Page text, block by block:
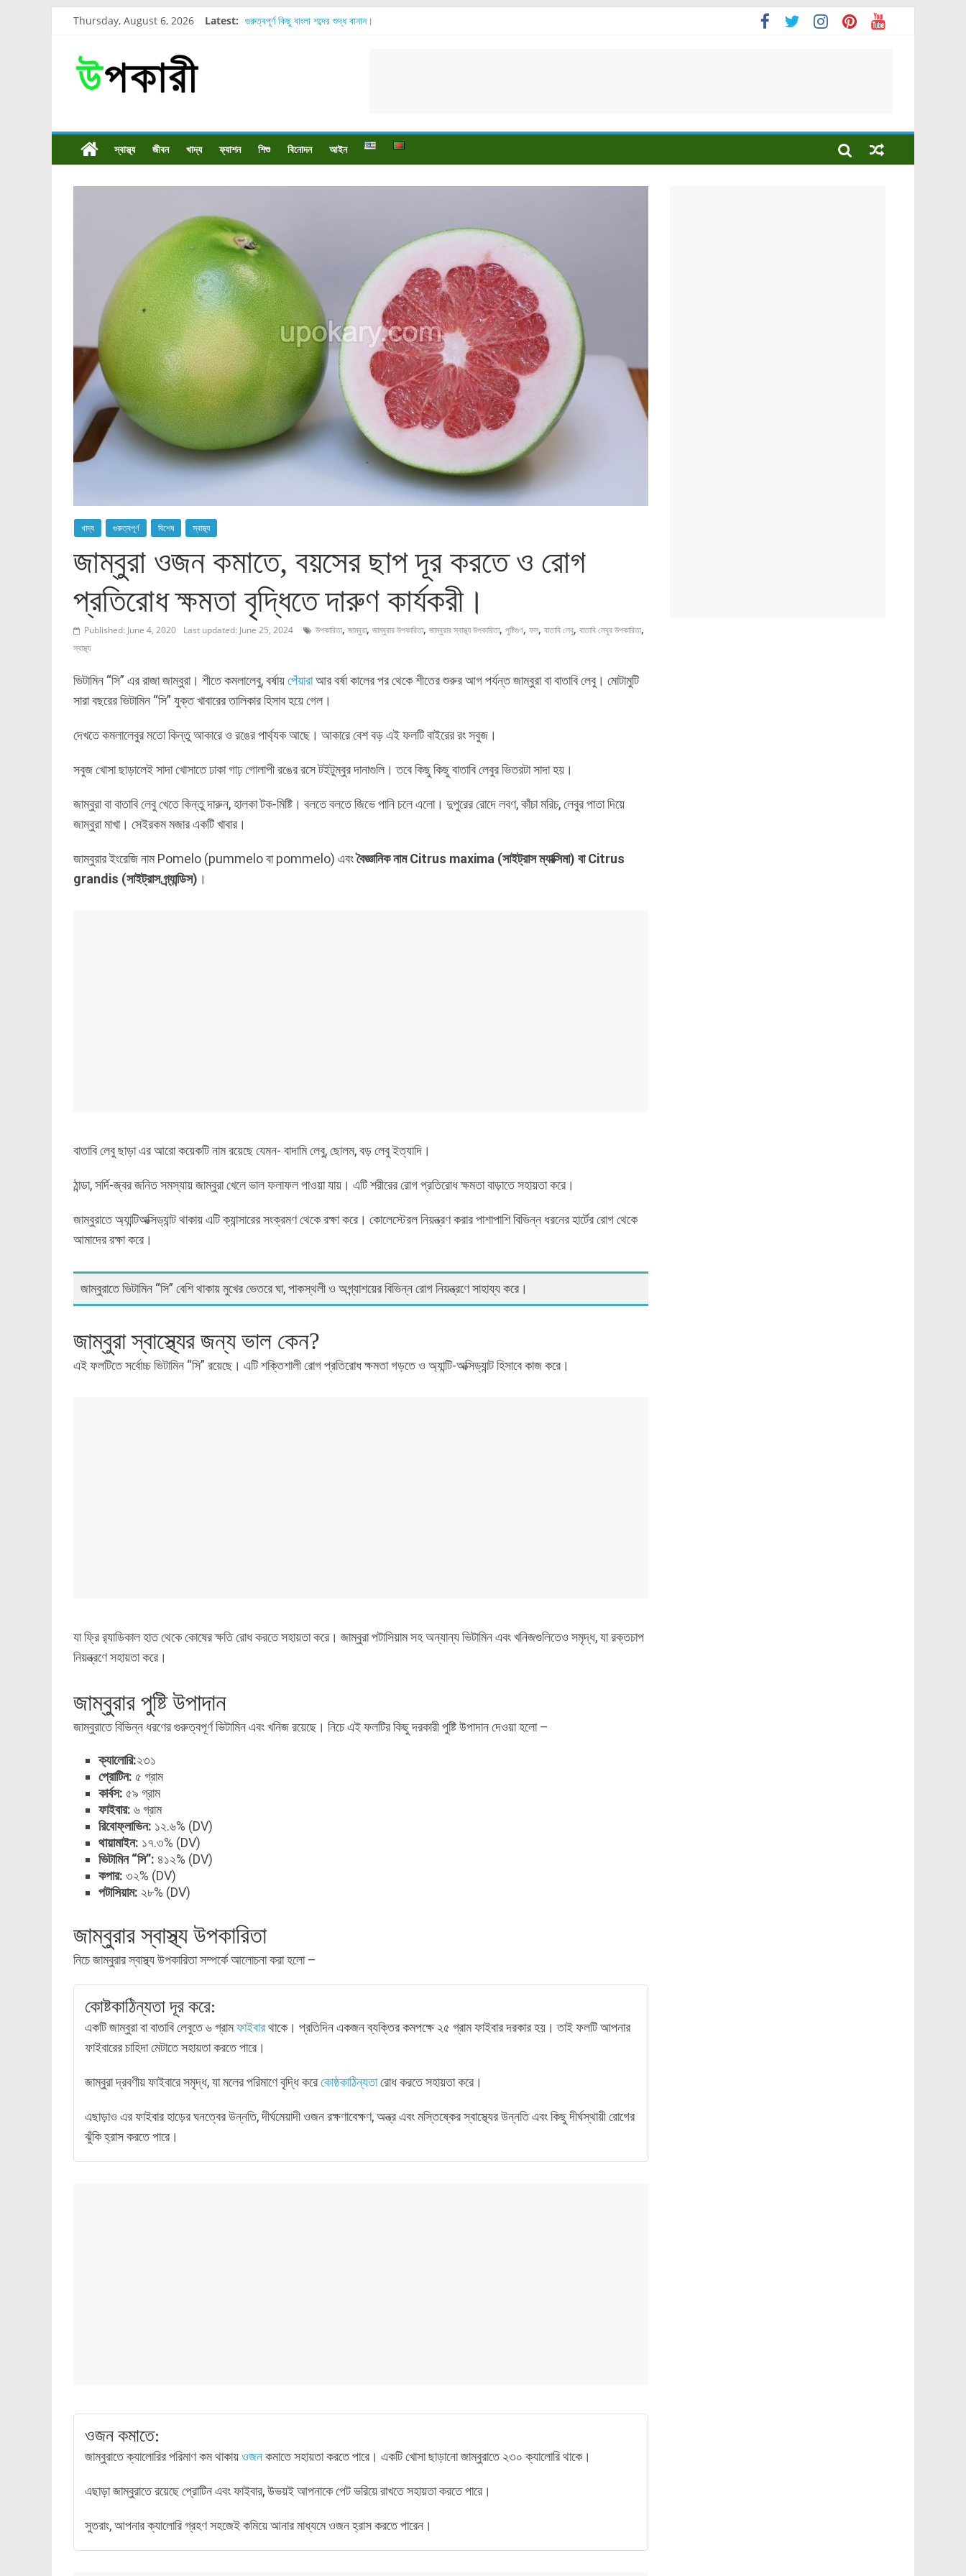
Thursday, August 6, 2026 Latest: গুরুত্বপূর্ণ কিছু বাংলা শব্দের শুদ্ধ বানান।
স্বাস্থ্য জীবন খাদ্য ফ্যাশন শিশু বিনোদন আইন
খাদ্য গুরুত্বপূর্ণ বিশেষ স্বাস্থ্য
জাম্বুরা ওজন কমাতে, বয়সের ছাপ দূর করতে ও রোগ
প্রতিরোধ ক্ষমতা বৃদ্ধিতে দারুণ কার্যকরী।
Published: June 4, 2020 Last updated: June 25, 2024 উপকারিতা, জাম্বুরা, জাম্বুরার উপকারিতা, জাম্বুরার স্বাস্থ্য উপকারিতা, পুষ্টিগুণ, ফল, বাতাবি লেবু, বাতাবি লেবুর উপকারিতা,
স্বাস্থ্য
ভিটামিন “সি” এর রাজা জাম্বুরা। শীতে কমলালেবু, বর্ষায়পেঁয়ারাআর বর্ষা কালের পর থেকে শীতের শুরুর আগ পর্যন্ত জাম্বুরা বা বাতাবি লেবু। মোটামুটি
সারা বছরের ভিটামিন “সি” যুক্ত খাবারের তালিকার হিসাব হয়ে গেল।
দেখতে কমলালেবুর মতো কিন্তু আকারে ও রঙের পার্থ্যক আছে। আকারে বেশ বড় এই ফলটি বাইরের রং সবুজ।
সবুজ খোসা ছাড়ালেই সাদা খোসাতে ঢাকা গাঢ় গোলাপী রঙের রসে টইটুম্বুর দানাগুলি। তবে কিছু কিছু বাতাবি লেবুর ভিতরটা সাদা হয়।
জাম্বুরা বা বাতাবি লেবু খেতে কিন্তু দারুন, হালকা টক-মিষ্টি। বলতে বলতে জিভে পানি চলে এলো। দুপুরের রোদে লবণ, কাঁচা মরিচ, লেবুর পাতা দিয়ে
জাম্বুরা মাখা। সেইরকম মজার একটি খাবার।
জাম্বুরার ইংরেজি নাম Pomelo (pummelo বা pommelo) এবংবৈজ্ঞানিক নাম Citrus maxima (সাইট্রাস ম্যাক্সিমা) বা Citrus
grandis (সাইট্রাস গ্র্যান্ডিস) ।
বাতাবি লেবু ছাড়া এর আরো কয়েকটি নাম রয়েছে যেমন- বাদামি লেবু, ছোলম, বড় লেবু ইত্যাদি।
ঠান্ডা, সর্দি-জ্বর জনিত সমস্যায় জাম্বুরা খেলে ভাল ফলাফল পাওয়া যায়। এটি শরীরের রোগ প্রতিরোধ ক্ষমতা বাড়াতে সহায়তা করে।
জাম্বুরাতে অ্যান্টিঅক্সিড্যান্ট থাকায় এটি ক্যান্সারের সংক্রমণ থেকে রক্ষা করে। কোলেস্টেরল নিয়ন্ত্রণ করার পাশাপাশি বিভিন্ন ধরনের হার্টের রোগ থেকে
আমাদের রক্ষা করে।
জাম্বুরাতে ভিটামিন “সি” বেশি থাকায় মুখের ভেতরে ঘা, পাকস্থলী ও অগ্ন্যাশয়ের বিভিন্ন রোগ নিয়ন্ত্রণে সাহায্য করে।
জাম্বুরা স্বাস্থ্যের জন্য ভাল কেন?
এই ফলটিতে সর্বোচ্চ ভিটামিন “সি” রয়েছে। এটি শক্তিশালী রোগ প্রতিরোধ ক্ষমতা গড়তে ও অ্যান্টি-অক্সিড্যান্ট হিসাবে কাজ করে।
যা ফ্রি র‌্যাডিকাল হাত থেকে কোষের ক্ষতি রোধ করতে সহায়তা করে। জাম্বুরা পটাসিয়াম সহ অন্যান্য ভিটামিন এবং খনিজগুলিতেও সমৃদ্ধ, যা রক্তচাপ
নিয়ন্ত্রণে সহায়তা করে।
জাম্বুরার পুষ্টি উপাদান
জাম্বুরাতে বিভিন্ন ধরণের গুরুত্বপূর্ণ ভিটামিন এবং খনিজ রয়েছে। নিচে এই ফলটির কিছু দরকারী পুষ্টি উপাদান দেওয়া হলো –
ক্যালোরি:২৩১
প্রোটিন: ৫ গ্রাম
কার্বস: ৫৯ গ্রাম
ফাইবার: ৬ গ্রাম
রিবোফ্লাভিন: ১২.৬% (DV)
থায়ামাইন: ১৭.৩% (DV)
ভিটামিন “সি”: ৪১২% (DV)
কপার: ৩২% (DV)
পটাসিয়াম: ২৮% (DV)
জাম্বুরার স্বাস্থ্য উপকারিতা
নিচে জাম্বুরার স্বাস্থ্য উপকারিতা সম্পর্কে আলোচনা করা হলো –
কোষ্টকাঠিন্যতা দূর করে:
একটি জাম্বুরা বা বাতাবি লেবুতে ৬ গ্রামফাইবারথাকে। প্রতিদিন একজন ব্যক্তির কমপক্ষে ২৫ গ্রাম ফাইবার দরকার হয়। তাই ফলটি আপনার
ফাইবারের চাহিদা মেটাতে সহায়তা করতে পারে।
জাম্বুরা দ্রবণীয় ফাইবারে সমৃদ্ধ, যা মলের পরিমাণে বৃদ্ধি করেকোষ্ঠকাঠিন্যতারোধ করতে সহায়তা করে।
এছাড়াও এর ফাইবার হাড়ের ঘনত্বের উন্নতি, দীর্ঘমেয়াদী ওজন রক্ষণাবেক্ষণ, অন্ত্র এবং মস্তিষ্কের স্বাস্থ্যের উন্নতি এবং কিছু দীর্ঘস্থায়ী রোগের
ঝুঁকি হ্রাস করতে পারে।
ওজন কমাতে:
জাম্বুরাতে ক্যালোরির পরিমাণ কম থাকায়ওজনকমাতে সহায়তা করতে পারে। একটি খোসা ছাড়ানো জাম্বুরাতে ২৩০ ক্যালোরি থাকে।
এছাড়া জাম্বুরাতে রয়েছে প্রোটিন এবং ফাইবার, উভয়ই আপনাকে পেট ভরিয়ে রাখতে সহায়তা করতে পারে।
সুতরাং, আপনার ক্যালোরি গ্রহণ সহজেই কমিয়ে আনার মাধ্যমে ওজন হ্রাস করতে পারেন।